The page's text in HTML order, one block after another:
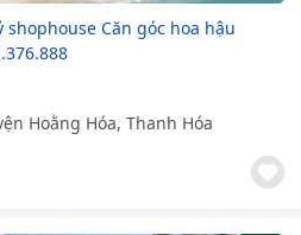
Căn góc hoa hậu
Hoằng Hóa, Thanh Hóa